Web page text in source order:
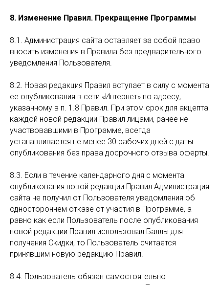
8. Изменение Правил. Прекращение Программы
8.1. Администрация сайта оставляет за собой право
вносить изменения в Правила без предварительного
уведомления Пользователя.
8.2. Новая редакция Правил вступает в силу с момента
ее опубликования в сети «Интернет» по адресу,
указанному в п. 1.8 Правил. При этом срок для акцепта
каждой новой редакции Правил лицами, ранее не
участвовавшими в Программе, всегда
устанавливается не менее 30 рабочих дней с даты
опубликования без права досрочного отзыва оферты.
8.3. Если в течение календарного дня с момента
опубликования новой редакции Правил Администрация
сайта не получил от Пользователя уведомления об
одностороннем отказе от участия в Программе, а
равно как если Пользователь после опубликования
новой редакции Правил использовал Баллы для
получения Скидки, то Пользователь считается
принявшим новую редакцию Правил.
8.4. Пользователь обязан самостоятельно